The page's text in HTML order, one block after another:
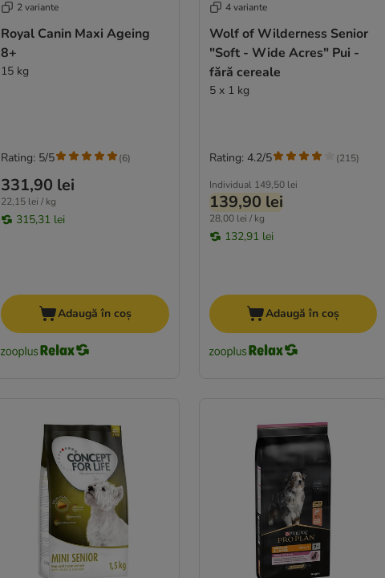
2 variante
Royal Canin Maxi Ageing
8+
15 kg
331,90 lei
22,15 lei / kg
315,31 lei
Rating: 5/5 (6)
Adaugă în coș
4 variante
Wolf of Wilderness Senior
"Soft - Wide Acres" Pui -
fără cereale
5 x 1 kg
Individual 149,50 lei
139,90 lei
28,00 lei / kg
132,91 lei
Rating: 4.2/5 (215)
Adaugă în coș